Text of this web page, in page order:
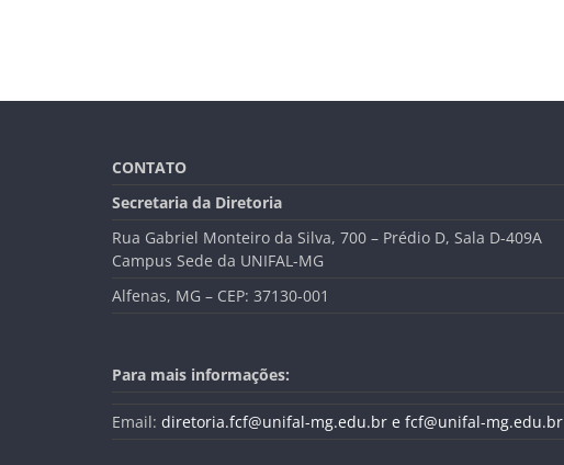
CONTATO
Secretaria da Diretoria
Rua Gabriel Monteiro da Silva, 700 – Prédio D, Sala D-409A
Campus Sede da UNIFAL-MG
Alfenas, MG – CEP: 37130-001
Para mais informações:
Email: diretoria.fcf@unifal-mg.edu.br e fcf@unifal-mg.edu.br